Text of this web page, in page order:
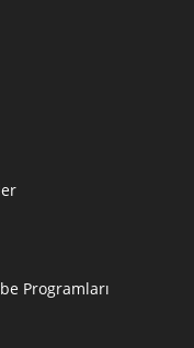
Programları